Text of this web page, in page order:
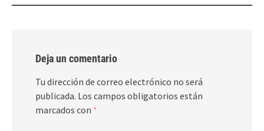
Deja un comentario
Tu dirección de correo electrónico no será
publicada. Los campos obligatorios están
marcados con *